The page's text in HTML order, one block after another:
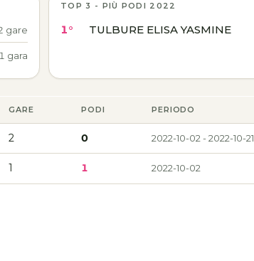
gare
1 gara
TOP 3 - PIÙ PODI 2022
1° TULBURE ELISA YASMINE
GARE PODI PERIODO
2 0 2022-10-02 - 2022-10-21
1 1 2022-10-02